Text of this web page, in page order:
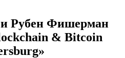
Рубен Фишерман
& Bitcoin